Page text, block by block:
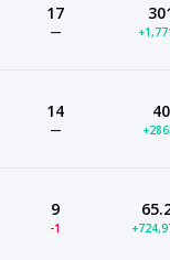
17
—
14
—
40
9
-1